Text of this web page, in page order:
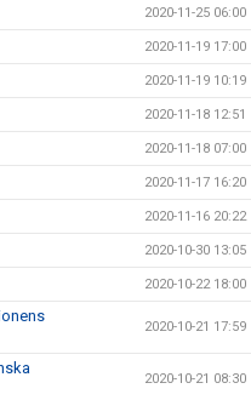
2020-11-25 06:00
2020-11-19 17:00
2020-11-19 10:19
2020-11-18 12:51
2020-11-18 07:00
2020-11-17 16:20
2020-11-16 20:22
2020-10-30 13:05
2020-10-22 18:00
2020-10-21 17:59
2020-10-21 08:30